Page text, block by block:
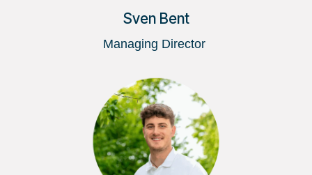
Sven Bent
Managing Director